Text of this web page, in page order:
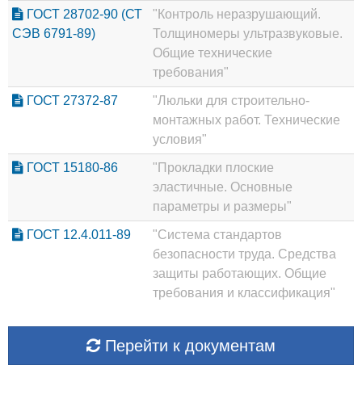
ГОСТ 28702-90 (СТ
СЭВ 6791-89)
"Контроль неразрушающий.
Толщиномеры ультразвуковые.
Общие технические
требования"
ГОСТ 27372-87
"Люльки для строительно-
монтажных работ. Технические
условия"
ГОСТ 15180-86
"Прокладки плоские
эластичные. Основные
параметры и размеры"
ГОСТ 12.4.011-89
"Система стандартов
безопасности труда. Средства
защиты работающих. Общие
требования и классификация"
Перейти к документам